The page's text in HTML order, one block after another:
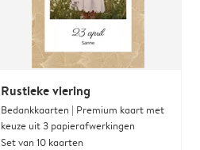
Rustieke viering
Bedankkaarten | Premium kaart met
keuze uit 3 papierafwerkingen
Set van 10 kaarten